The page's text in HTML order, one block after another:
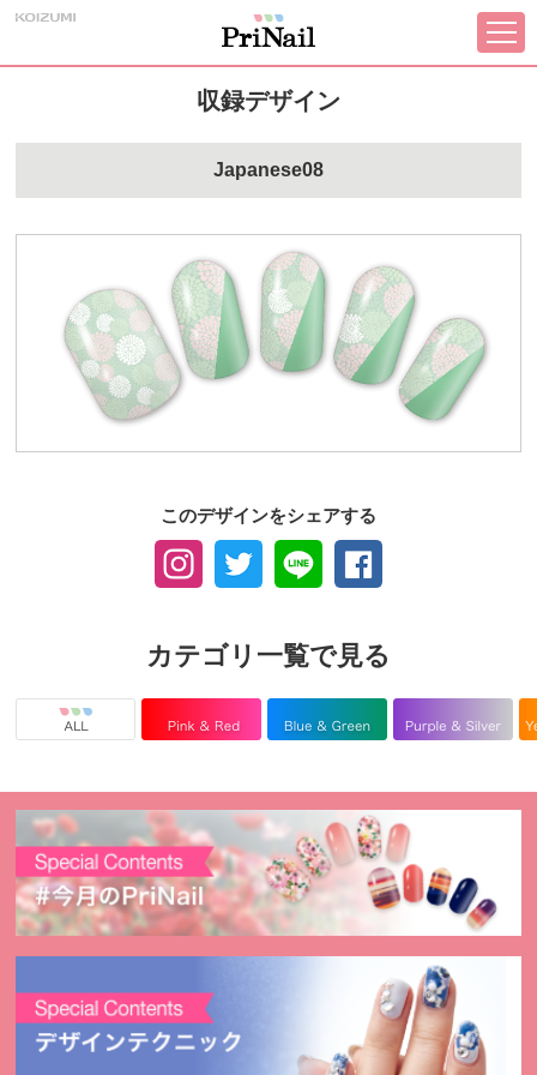
収録デザイン
Japanese08
このデザインをシェアする
カテゴリ一覧で見る